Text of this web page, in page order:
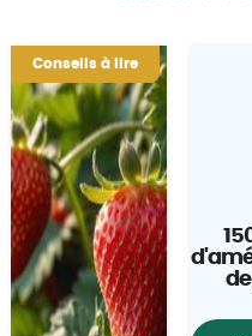
Conseils à lire